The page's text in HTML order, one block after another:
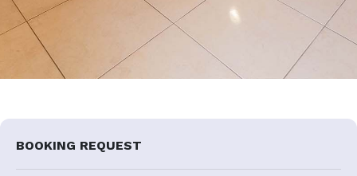
BOOKING REQUEST